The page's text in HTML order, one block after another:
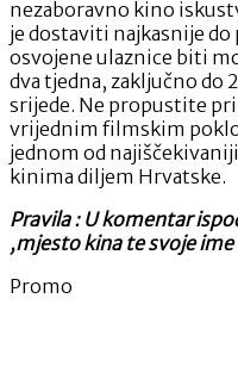
nezaboravno kino
je dostaviti najkasnije do
osvojene ulaznice biti
dva tjedna, zaključno do
srijede. Ne propustite
vrijednim filmskim
jednom od
kinima diljem Hrvatske.
Pravila : U komentar
,mjesto kina te svoje ime
Promo